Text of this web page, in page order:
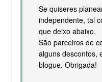
Se quiseres
independente, tal
que deixo abaixo.
São parceiros de
alguns descontos,
blogue. Obrigada!